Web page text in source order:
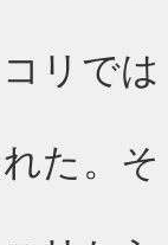
リで
た。